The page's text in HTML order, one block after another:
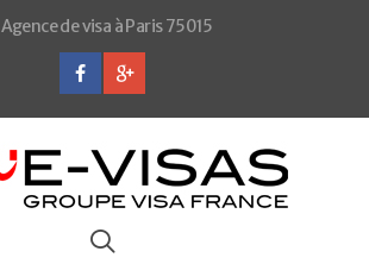
Agence de visa à Paris 75015